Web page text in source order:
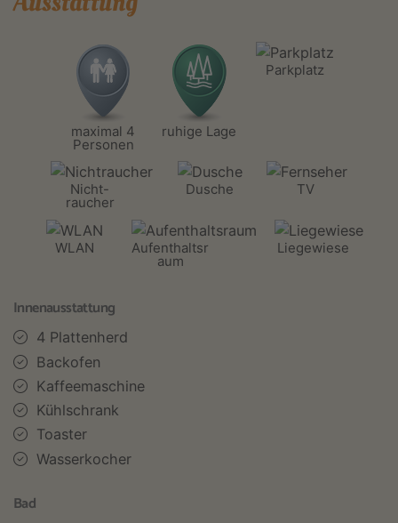
maximal 4
Personen
ruhige Lage
Parkplatz
Nicht-
raucher
Dusche TV
WLAN Aufenthaltsr
aum
Liegewiese
Innenausstattung
4 Plattenherd
Backofen
Kaffeemaschine
Kühlschrank
Toaster
Wasserkocher
Bad